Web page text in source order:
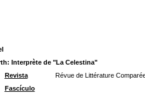
Interprète de "La Celestina"
Revista
Révue de Littérature
Fascículo